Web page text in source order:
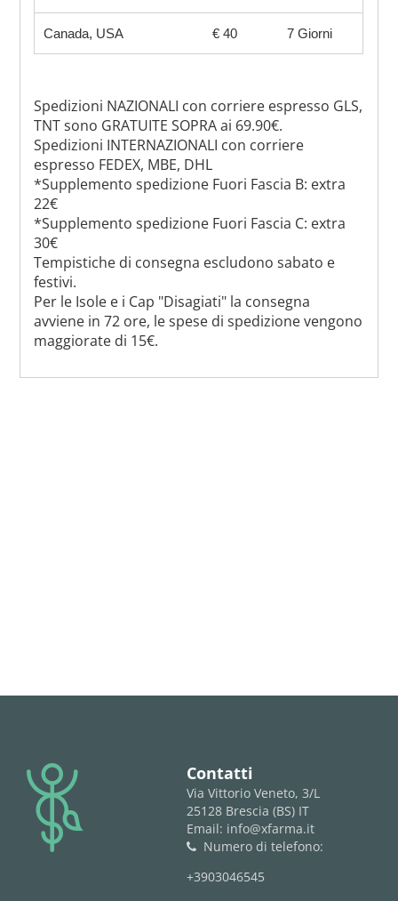
Canada, USA € 40 7 Giorni
Spedizioni NAZIONALI con corriere espresso GLS,
TNT sono GRATUITE SOPRA ai 69.90€.
Spedizioni INTERNAZIONALI con corriere
espresso FEDEX, MBE, DHL
*Supplemento spedizione Fuori Fascia B: extra
22€
*Supplemento spedizione Fuori Fascia C: extra
30€
Tempistiche di consegna escludono sabato e
festivi.
Per le Isole e i Cap "Disagiati" la consegna
avviene in 72 ore, le spese di spedizione vengono
maggiorate di 15€.
logo Contatti
Via Vittorio Veneto, 3/L
25128 Brescia (BS) IT
Email: info@xfarma.it
phone
Numero di telefono:
+3903046545